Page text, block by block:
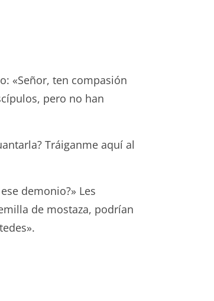
«Señor, ten compasión
pero no han
Tráiganme aquí al
demonio?» Les
de mostaza, podrían